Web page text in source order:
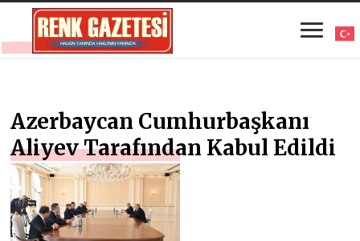
Azerbaycan Cumhurbaşkanı
Aliyev Tarafından Kabul Edildi